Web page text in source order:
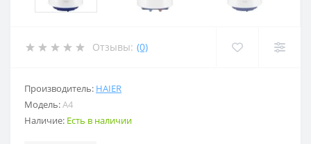
Отзывы: (0)
Производитель: HAIER
Модель:A4
Наличие: Есть в наличии